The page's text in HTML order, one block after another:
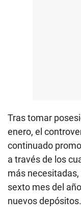
Tras tomar
enero, el
continuado
a través de los
más
sexto mes del
nuevos depósitos.